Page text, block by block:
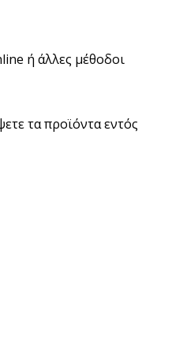
ή άλλες μέθοδοι
τα προϊόντα εντός